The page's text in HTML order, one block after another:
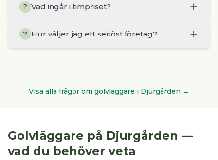
? Vad ingår i timpriset?
? Hur väljer jag ett seriöst företag?
Visa alla frågor om golvläggare i Djurgården →
Golvläggare på Djurgården —
vad du behöver veta